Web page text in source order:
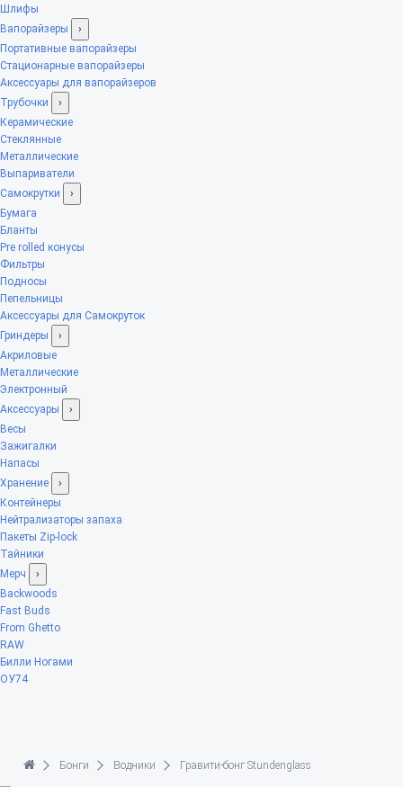
Шлифы
Вапорайзеры
›
Портативные вапорайзеры
Стационарные вапорайзеры
Аксессуары для вапорайзеров
Трубочки
›
Керамические
Стеклянные
Металлические
Выпариватели
Самокрутки
›
Бумага
Бланты
Pre rolled конусы
Фильтры
Подносы
Пепельницы
Аксессуары для Самокруток
Гриндеры
›
Акриловые
Металлические
Электронный
Аксессуары
›
Весы
Зажигалки
Напасы
Хранение
›
Контейнеры
Нейтрализаторы запаха
Пакеты Zip-lock
Тайники
Мерч
›
Backwoods
Fast Buds
From Ghetto
RAW
Билли Ногами
ОУ74
Бонги Водники Гравити-бонг Stundenglass